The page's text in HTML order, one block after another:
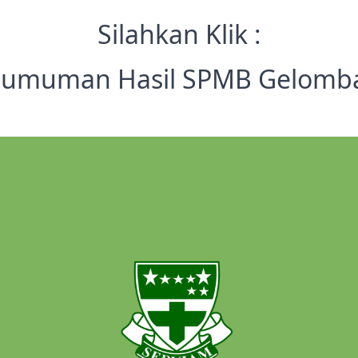
Silahkan Klik :
Hasil SPMB